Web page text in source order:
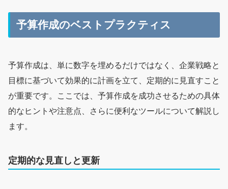
予算作成のベストプラクティス
予算作成は、単に数字を埋めるだけではなく、企業戦略と
目標に基づいて効果的に計画を立て、定期的に見直すこと
が重要です。ここでは、予算作成を成功させるための具体
的なヒントや注意点、さらに便利なツールについて解説し
ます。
定期的な見直しと更新